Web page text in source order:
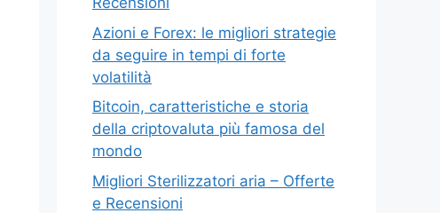
Azioni e Forex: le migliori strategie
da seguire in tempi di forte
volatilità
Bitcoin, caratteristiche e storia
della criptovaluta più famosa del
mondo
Migliori Sterilizzatori aria – Offerte
e Recensioni